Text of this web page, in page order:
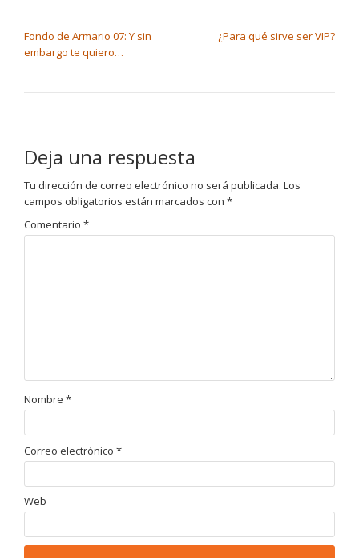
Fondo de Armario 07: Y sin
embargo te quiero…
¿Para qué sirve ser VIP?
Deja una respuesta
Tu dirección de correo electrónico no será publicada. Los
campos obligatorios están marcados con *
Comentario *
Nombre *
Correo electrónico *
Web